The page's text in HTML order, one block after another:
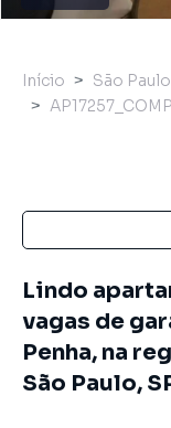
Início São Paulo
AP17257_COMP
Lindo
vagas de
Penha, na
São Paulo,